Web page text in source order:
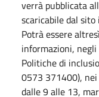
verrà pubblicata
scaricabile dal
Potrà essere
informazioni,
Politiche di
0573 371400),
dalle 9 alle 13,